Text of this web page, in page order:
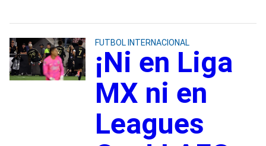
FUTBOL INTERNACIONAL
¡Ni en Liga
MX ni en
Leagues